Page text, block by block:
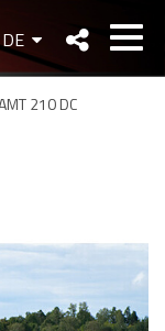
DE
210 DC